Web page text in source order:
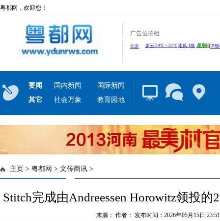
粤都网，欢迎您！
广告位招租
要闻 国内新闻
国际新闻
其它
社会万象 教育园地
主页 > 粤都网 > 文传商讯 >
Stitch完成由Andreessen Horowitz领投
来源： 作者： 发布时间：2026年05月15日